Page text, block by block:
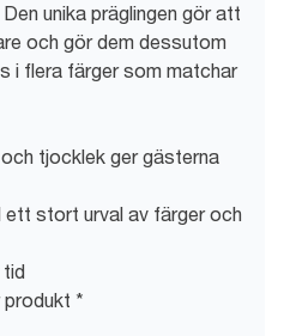
unika präglingen gör att
och gör dem dessutom
i flera färger som matchar
tjocklek ger gästerna
stort urval av färger och
tid
*